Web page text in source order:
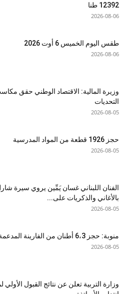
12392 طنا
2026-08-06
طقس اليوم الخميس 6 أوت 2026
2026-08-06
وزيرة المالية: الاقتصاد الوطني حقق
التحديات
2026-08-05
حجز 1926 قطعة من المواد المدرسية
2026-08-05
الفنان اللبناني غسان يَمِّين يروي سيرة
بالأغاني والذكريات على...
2026-08-05
منوبة: حجز 6،3 أطنان من الفارينة المدعمة
2026-08-05
وزارة التربية تعلن عن نتائج القبول الأولي